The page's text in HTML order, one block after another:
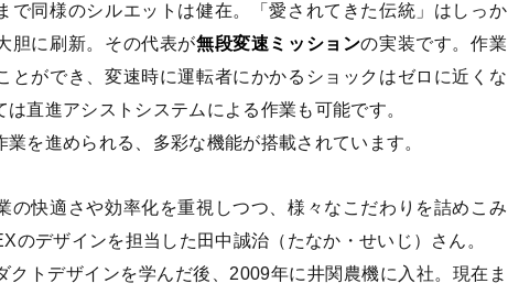
で同様のシルエットは健在。「愛されてきた伝統」はしっか
胆に刷新。その代表が無段変速ミッションの実装です。作業
とができ、変速時に運転者にかかるショックはゼロに近くな
直進アシストシステムによる作業も可能です。
を進められる、多彩な機能が搭載されています。
の快適さや効率化を重視しつつ、様々なこだわりを詰めこみ
のデザインを担当した田中誠治（たなか・せいじ）さん。
クトデザインを学んだ後、2009年に井関農機に入社。現在ま